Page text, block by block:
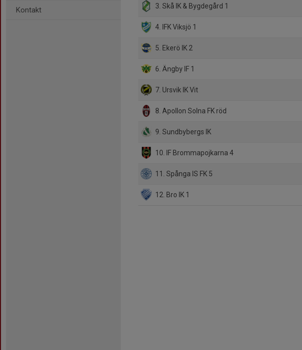
Kontakt 3. Skå IK & Bygdegård 1
4. IFK Viksjö 1
5. Ekerö IK 2
6. Ängby IF 1
7. Ursvik IK Vit
8. Apollon Solna FK röd
9. Sundbybergs IK
10. IF Brommapojkarna 4
11. Spånga IS FK 5
12. Bro IK 1